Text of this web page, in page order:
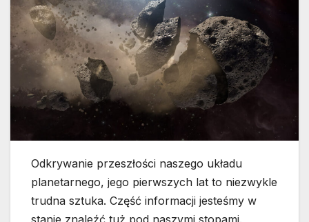
Odkrywanie przeszłości naszego układu
planetarnego, jego pierwszych lat to niezwykle
trudna sztuka. Część informacji jesteśmy w